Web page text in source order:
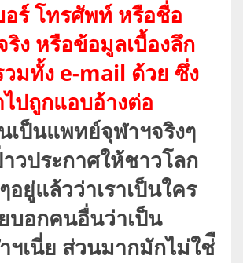
อร์ โทรศัพท์ หรือชื่อ
ง หรือข้อมูลเบื้องลึก
มทั้ง e-mail ด้วย ซึ่ง
ปถูกแอบอ้างต่อ
ป็นแพทย์จุฬาฯจริงๆ
วประกาศให้ชาวโลก
อยู่แล้วว่าเราเป็นใคร
บอกคนอื่นว่าเป็น
ฯเนี่ย ส่วนมากมักไม่ใช่ื